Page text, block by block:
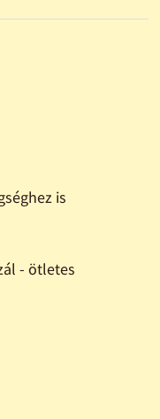
is
- ötletes